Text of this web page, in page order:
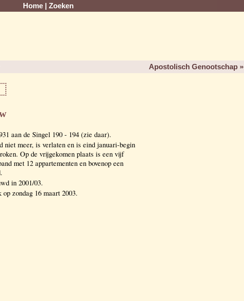
Home Zoeken
Apostolisch Genootschap »
aan de Singel 190 - 194 (zie daar).
niet meer, is verlaten en is eind januari-begin
Op de vrijgekomen plaats is een vijf
met 12 appartementen en bovenop een
in 2001/03.
zondag 16 maart 2003.